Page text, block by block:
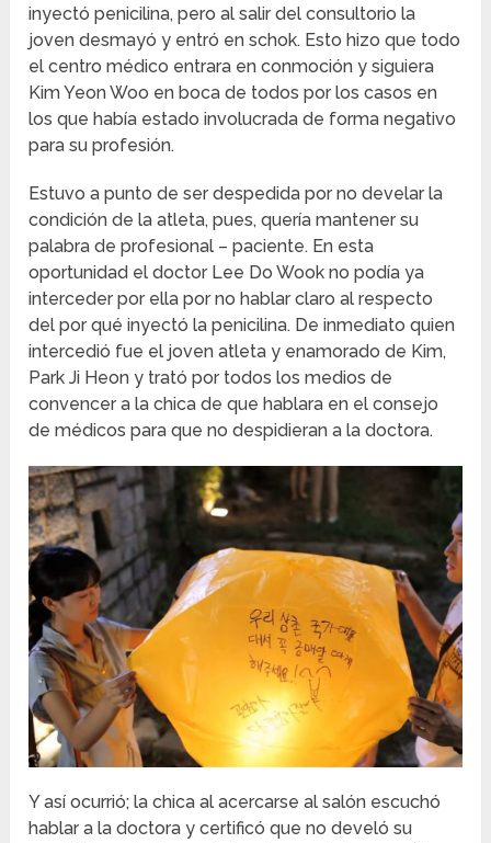
inyectó penicilina, pero al salir del consultorio la
joven desmayó y entró en schok. Esto hizo que todo
el centro médico entrara en conmoción y siguiera
Kim Yeon Woo en boca de todos por los casos en
los que había estado involucrada de forma negativo
para su profesión.
Estuvo a punto de ser despedida por no develar la
condición de la atleta, pues, quería mantener su
palabra de profesional – paciente. En esta
oportunidad el doctor Lee Do Wook no podía ya
interceder por ella por no hablar claro al respecto
del por qué inyectó la penicilina. De inmediato quien
intercedió fue el joven atleta y enamorado de Kim,
Park Ji Heon y trató por todos los medios de
convencer a la chica de que hablara en el consejo
de médicos para que no despidieran a la doctora.
Y así ocurrió; la chica al acercarse al salón escuchó
hablar a la doctora y certificó que no develó su